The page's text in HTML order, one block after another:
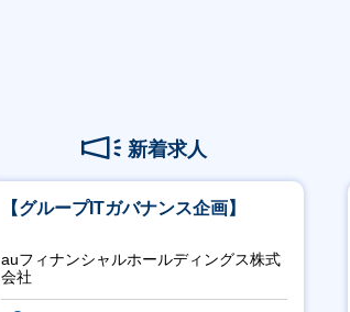
新着求人
【グループITガバナンス企画】
auフィナンシャルホールディングス株式
会社